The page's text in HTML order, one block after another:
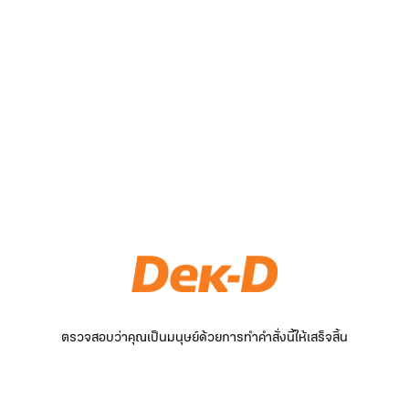
ตรวจสอบว่าคุณเป็นมนุษย์ด้วยการทำคำสั่งนี้ให้เสร็จสิ้น